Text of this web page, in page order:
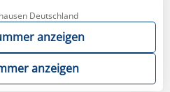
Deutschland
anzeigen
anzeigen